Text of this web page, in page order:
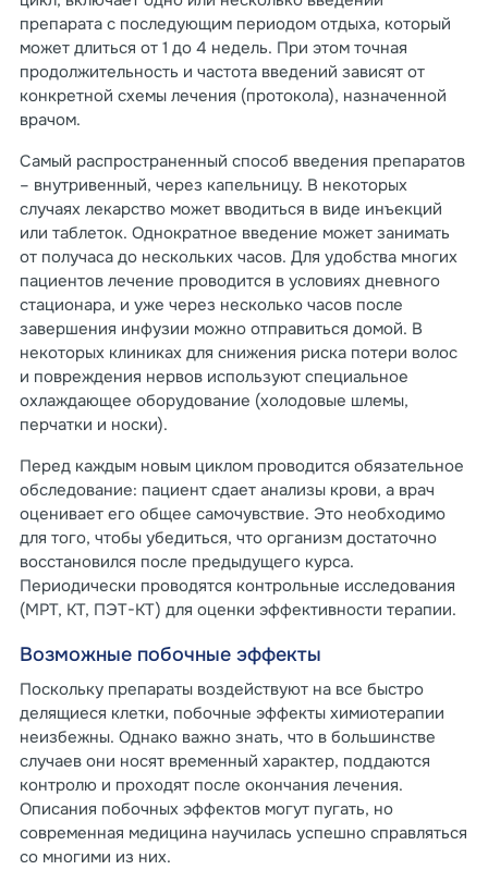
препарата с последующим периодом отдыха, который
может длиться от 1 до 4 недель. При этом точная
продолжительность и частота введений зависят от
конкретной схемы лечения (протокола), назначенной
врачом.
Самый распространенный способ введения препаратов
– внутривенный, через капельницу. В некоторых
случаях лекарство может вводиться в виде инъекций
или таблеток. Однократное введение может занимать
от получаса до нескольких часов. Для удобства многих
пациентов лечение проводится в условиях дневного
стационара, и уже через несколько часов после
завершения инфузии можно отправиться домой. В
некоторых клиниках для снижения риска потери волос
и повреждения нервов используют специальное
охлаждающее оборудование (холодовые шлемы,
перчатки и носки).
Перед каждым новым циклом проводится обязательное
обследование: пациент сдает анализы крови, а врач
оценивает его общее самочувствие. Это необходимо
для того, чтобы убедиться, что организм достаточно
восстановился после предыдущего курса.
Периодически проводятся контрольные исследования
(МРТ, КТ, ПЭТ-КТ) для оценки эффективности терапии.
Возможные побочные эффекты
Поскольку препараты воздействуют на все быстро
делящиеся клетки, побочные эффекты химиотерапии
неизбежны. Однако важно знать, что в большинстве
случаев они носят временный характер, поддаются
контролю и проходят после окончания лечения.
Описания побочных эффектов могут пугать, но
современная медицина научилась успешно справляться
со многими из них.